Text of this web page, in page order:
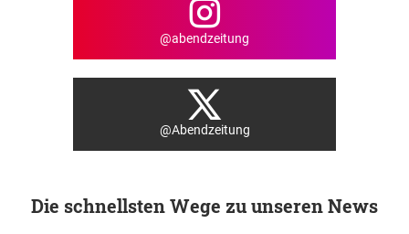
@abendzeitung
@Abendzeitung
Die schnellsten Wege zu unseren News